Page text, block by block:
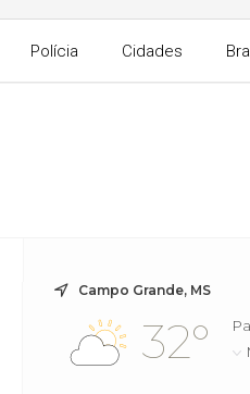
Polícia Cidades
Campo Grande, MS
32°